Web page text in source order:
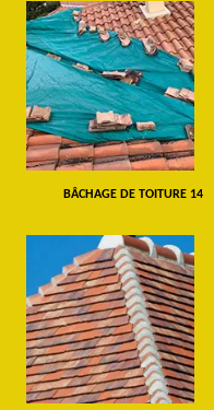
BÂCHAGE DE TOITURE 14